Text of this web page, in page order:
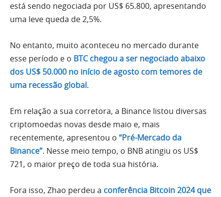
está sendo negociada por US$ 65.800, apresentando
uma leve queda de 2,5%.
No entanto, muito aconteceu no mercado durante
esse período e o BTC chegou a ser negociado abaixo
dos US$ 50.000 no início de agosto com temores de
uma recessão global.
Em relação a sua corretora, a Binance listou diversas
criptomoedas novas desde maio e, mais
recentemente, apresentou o “Pré-Mercado da
Binance”. Nesse meio tempo, o BNB atingiu os US$
721, o maior preço de toda sua história.
Fora isso, Zhao perdeu a conferência Bitcoin 2024 que